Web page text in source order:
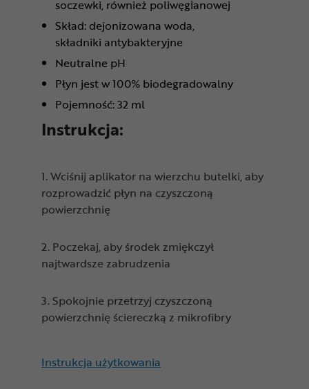
soczewki, również poliwęglanowej
Skład: dejonizowana woda,
składniki antybakteryjne
Neutralne pH
Płyn jest w 100% biodegradowalny
Pojemność: 32 ml
Instrukcja:
1. Wciśnij aplikator na wierzchu butelki, aby
rozprowadzić płyn na czyszczoną
powierzchnię
2. Poczekaj, aby środek zmiękczył
najtwardsze zabrudzenia
3. Spokojnie przetrzyj czyszczoną
powierzchnię ściereczką z mikrofibry
Instrukcja użytkowania